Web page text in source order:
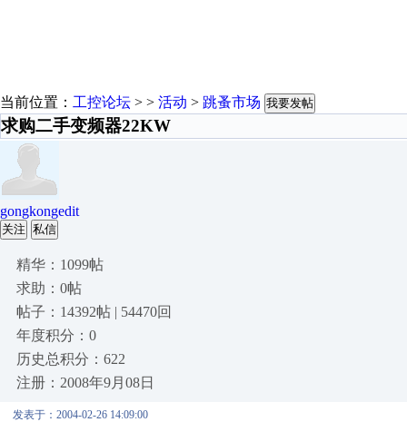
当前位置： 工控论坛 > > 活动 > 跳蚤市场 我要发帖
求购二手变频器22KW
gongkongedit
关注 私信
精华：1099帖
求助：0帖
帖子：14392帖 | 54470回
年度积分：0
历史总积分：622
注册：2008年9月08日
发表于：2004-02-26 14:09:00